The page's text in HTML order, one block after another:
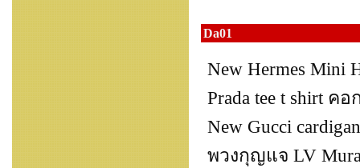
Da01
New Hermes Mini
Prada tee t shirt
New Gucci
พวงกุญแจ LV